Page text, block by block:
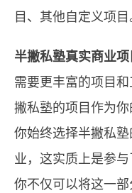
目、其他自定义项目
半撇私塾真实商业项
需要更丰富的项目
撇私塾的项目作为
你始终选择半撇私
业，这实质上是参
你不仅可以将这一